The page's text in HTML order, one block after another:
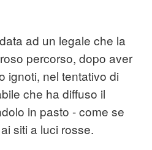
ad un legale che la
percorso, dopo aver
ignoti, nel tentativo di
che ha diffuso il
in pasto - come se
siti a luci rosse.